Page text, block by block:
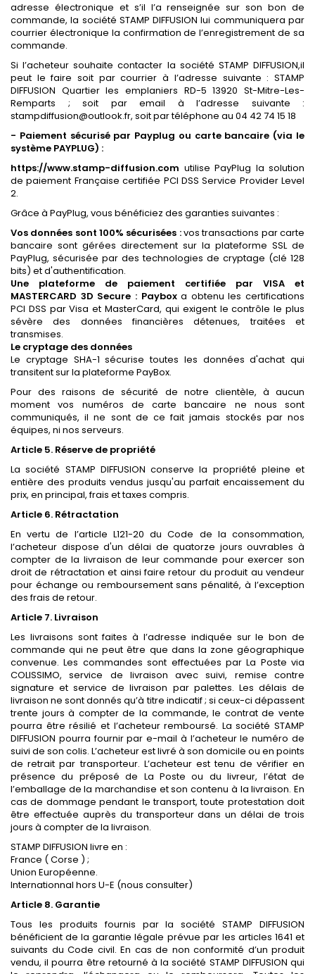
adresse électronique et s’il l’a renseignée sur son bon de
commande, la société STAMP DIFFUSION lui communiquera par
courrier électronique la confirmation de l’enregistrement de sa
commande.
Si l’acheteur souhaite contacter la société STAMP DIFFUSION,il
peut le faire soit par courrier à l’adresse suivante : STAMP
DIFFUSION Quartier les emplaniers RD-5 13920 St-Mitre-Les-
Remparts ; soit par email à l’adresse suivante :
stampdiffusion@outlook.fr, soit par téléphone au 04 42 74 15 18
- Paiement sécurisé par Payplug ou carte bancaire (via le
système PAYPLUG) :
https://www.stamp-diffusion.com utilise PayPlug la solution
de paiement Française certifiée PCI DSS Service Provider Level
2.
Grâce à PayPlug, vous bénéficiez des garanties suivantes :
Vos données sont 100% sécurisées :vos transactions par carte
bancaire sont gérées directement sur la plateforme SSL de
PayPlug, sécurisée par des technologies de cryptage (clé 128
bits) et d'authentification.
Une plateforme de paiement certifiée par VISA et
MASTERCARD 3D Secure : Payboxa obtenu les certifications
PCI DSS par Visa et MasterCard, qui exigent le contrôle le plus
sévère des données financières détenues, traitées et
transmises.
Le cryptage des données
Le cryptage SHA-1 sécurise toutes les données d'achat qui
transitent sur la plateforme PayBox.
Pour des raisons de sécurité de notre clientèle, à aucun
moment vos numéros de carte bancaire ne nous sont
communiqués, il ne sont de ce fait jamais stockés par nos
équipes, ni nos serveurs.
Article 5. Réserve de propriété
La société STAMP DIFFUSION conserve la propriété pleine et
entière des produits vendus jusqu'au parfait encaissement du
prix, en principal, frais et taxes compris.
Article 6. Rétractation
En vertu de l’article L121-20 du Code de la consommation,
l’acheteur dispose d'un délai de quatorze jours ouvrables à
compter de la livraison de leur commande pour exercer son
droit de rétractation et ainsi faire retour du produit au vendeur
pour échange ou remboursement sans pénalité, à l’exception
des frais de retour.
Article 7. Livraison
Les livraisons sont faites à l’adresse indiquée sur le bon de
commande qui ne peut être que dans la zone géographique
convenue. Les commandes sont effectuées par La Poste via
COLISSIMO, service de livraison avec suivi, remise contre
signature et service de livraison par palettes. Les délais de
livraison ne sont donnés qu’à titre indicatif ; si ceux-ci dépassent
trente jours à compter de la commande, le contrat de vente
pourra être résilié et l’acheteur remboursé. La société STAMP
DIFFUSION pourra fournir par e-mail à l’acheteur le numéro de
suivi de son colis. L’acheteur est livré à son domicile ou en points
de retrait par transporteur. L’acheteur est tenu de vérifier en
présence du préposé de La Poste ou du livreur, l’état de
l’emballage de la marchandise et son contenu à la livraison. En
cas de dommage pendant le transport, toute protestation doit
être effectuée auprès du transporteur dans un délai de trois
jours à compter de la livraison.
STAMP DIFFUSION livre en :
France ( Corse ) ;
Union Européenne.
Internationnal hors U-E (nous consulter)
Article 8. Garantie
Tous les produits fournis par la société STAMP DIFFUSION
bénéficient de la garantie légale prévue par les articles 1641 et
suivants du Code civil. En cas de non conformité d’un produit
vendu, il pourra être retourné à la société STAMP DIFFUSION qui